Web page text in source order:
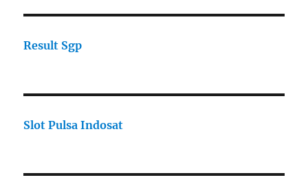
Result Sgp
Slot Pulsa Indosat